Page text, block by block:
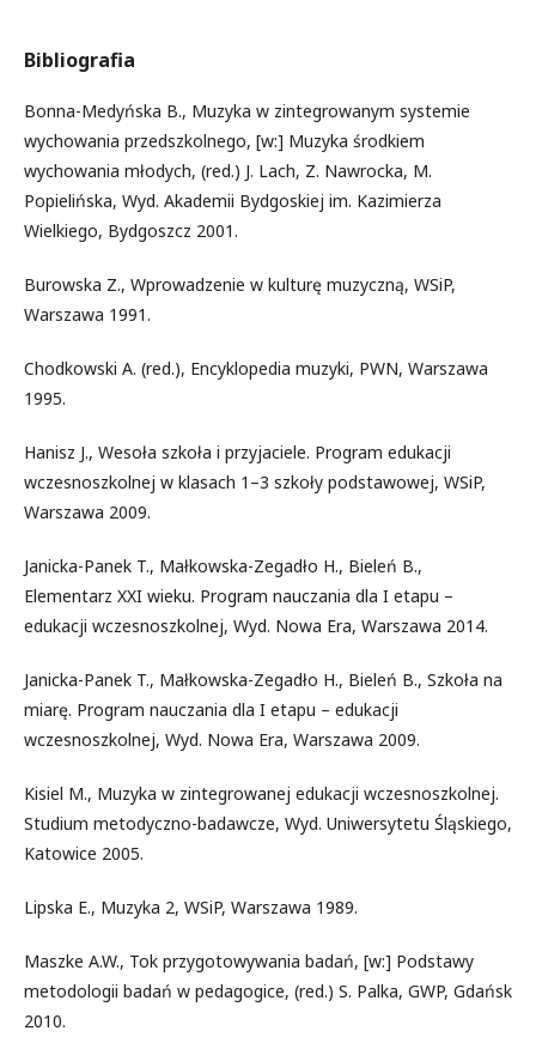
Bibliografia
Bonna-Medyńska B., Muzyka w zintegrowanym systemie
wychowania przedszkolnego, [w:] Muzyka środkiem
wychowania młodych, (red.) J. Lach, Z. Nawrocka, M.
Popielińska, Wyd. Akademii Bydgoskiej im. Kazimierza
Wielkiego, Bydgoszcz 2001.
Burowska Z., Wprowadzenie w kulturę muzyczną, WSiP,
Warszawa 1991.
Chodkowski A. (red.), Encyklopedia muzyki, PWN, Warszawa
1995.
Hanisz J., Wesoła szkoła i przyjaciele. Program edukacji
wczesnoszkolnej w klasach 1–3 szkoły podstawowej, WSiP,
Warszawa 2009.
Janicka-Panek T., Małkowska-Zegadło H., Bieleń B.,
Elementarz XXI wieku. Program nauczania dla I etapu –
edukacji wczesnoszkolnej, Wyd. Nowa Era, Warszawa 2014.
Janicka-Panek T., Małkowska-Zegadło H., Bieleń B., Szkoła na
miarę. Program nauczania dla I etapu – edukacji
wczesnoszkolnej, Wyd. Nowa Era, Warszawa 2009.
Kisiel M., Muzyka w zintegrowanej edukacji wczesnoszkolnej.
Studium metodyczno-badawcze, Wyd. Uniwersytetu Śląskiego,
Katowice 2005.
Lipska E., Muzyka 2, WSiP, Warszawa 1989.
Maszke A.W., Tok przygotowywania badań, [w:] Podstawy
metodologii badań w pedagogice, (red.) S. Palka, GWP, Gdańsk
2010.